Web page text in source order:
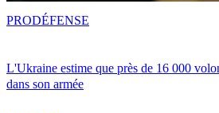
L'Ukraine estime que près de 16 000
dans son armée
PRODÉFENSE